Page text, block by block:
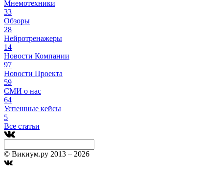
Мнемотехники
33
Обзоры
28
Нейротренажеры
14
Новости Компании
97
Новости Проекта
59
СМИ о нас
64
Успешные кейсы
5
Все статьи
© Викиум.ру 2013 – 2026